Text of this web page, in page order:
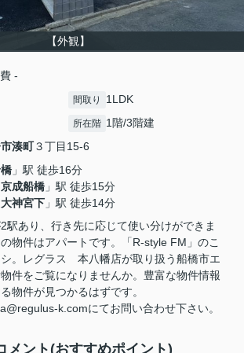
【外観】
-
間取り 1LDK
所在階 1階/3階建
湊町３丁目15‐6
」駅 徒歩16分
京成船橋 」駅 徒歩15分
大神宮下 」駅 徒歩14分
駅あり、行き先に応じて使い分けができま
物件はアパートです。「R-style FM」のこ
。レグラス 本八幡店が取り扱う船橋市エ
件をご覧になりませんか。豊富な物件情報
物件が見つかるはずです。
k.comにてお問い合わせ下さい。
メント(おすすめポイント)